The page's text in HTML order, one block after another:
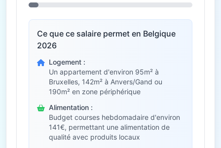
Ce que ce salaire permet en Belgique
2026
Logement :
Un appartement d'environ 95m² à
Bruxelles, 142m² à Anvers/Gand ou
190m² en zone périphérique
Alimentation :
Budget courses hebdomadaire d'environ
141€, permettant une alimentation de
qualité avec produits locaux